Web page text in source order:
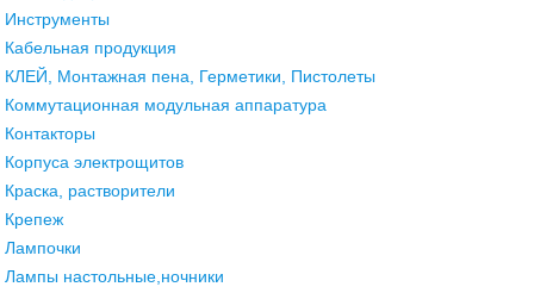
Инструменты
Кабельная продукция
КЛЕЙ, Монтажная пена, Герметики, Пистолеты
Коммутационная модульная аппаратура
Контакторы
Корпуса электрощитов
Краска, растворители
Крепеж
Лампочки
Лампы настольные,ночники